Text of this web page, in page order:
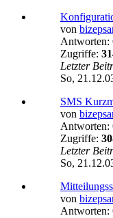
von
Antworten:
Zugriffe:
Letzter
So,
SMS
von
Antworten:
Zugriffe:
Letzter
So,
von
Antworten: